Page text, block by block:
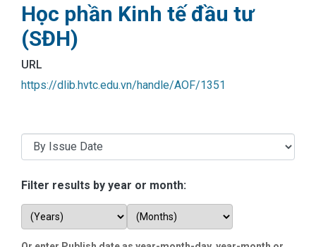
Học phần Kinh tế đầu tư
(SĐH)
URL
https://dlib.hvtc.edu.vn/handle/AOF/1351
Browsing Học phần Kinh tế
Filter results by year or month: